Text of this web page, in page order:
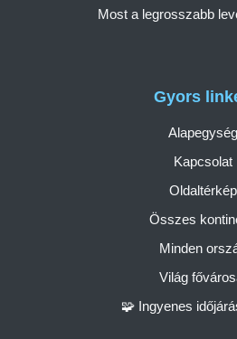
Gyors
Alapegység
Kapcsolat
Oldaltérkép
Összes
Minden
Világ
🧩 Ingyenes
Most a legrosszabb